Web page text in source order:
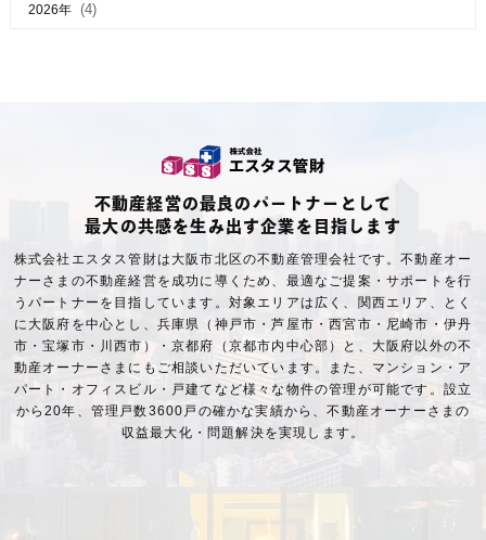
2026年 (4)
不動産経営の最良のパートナーとして
最大の共感を生み出す企業を目指します
株式会社エスタス管財は大阪市北区の不動産管理会社です。不動産オー
ナーさまの不動産経営を成功に導くため、最適なご提案・サポートを行
うパートナーを目指しています。対象エリアは広く、関西エリア、とく
に大阪府を中心とし、兵庫県（神戸市・芦屋市・西宮市・尼崎市・伊丹
市・宝塚市・川西市）・京都府（京都市内中心部）と、大阪府以外の不
動産オーナーさまにもご相談いただいています。また、マンション・ア
パート・オフィスビル・戸建てなど様々な物件の管理が可能です。設立
から20年、管理戸数3600戸の確かな実績から、不動産オーナーさまの
収益最大化・問題解決を実現します。